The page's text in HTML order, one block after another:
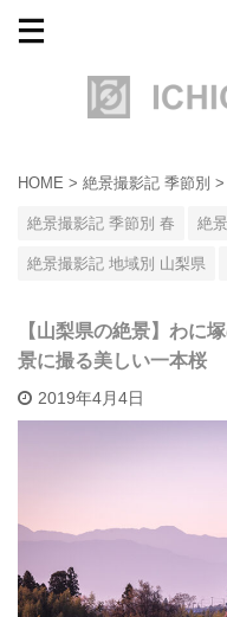
HOME > 絶景撮影記 季節別 >
絶景撮影記 季節別 春 絶
絶景撮影記 地域別 山梨県
【山梨県の絶景】わに
景に撮る美しい一本桜
2019年4月4日